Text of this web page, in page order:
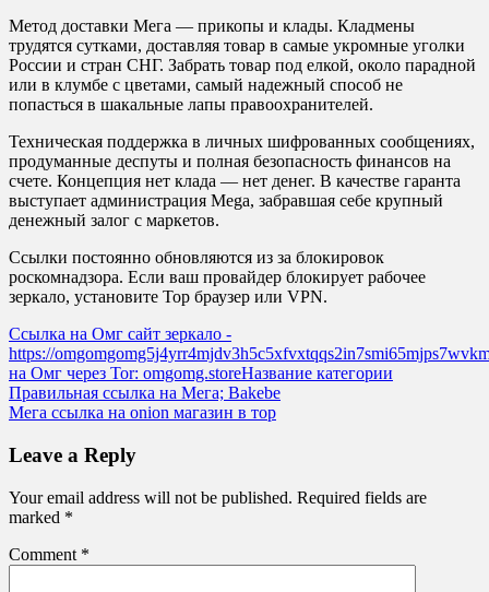
Метод доставки Мега — прикопы и клады. Кладмены
трудятся сутками, доставляя товар в самые укромные уголки
России и стран СНГ. Забрать товар под елкой, около парадной
или в клумбе с цветами, самый надежный способ не
попасться в шакальные лапы правоохранителей.
Техническая поддержка в личных шифрованных сообщениях,
продуманные деспуты и полная безопасность финансов на
счете. Концепция нет клада — нет денег. В качестве гаранта
выступает администрация Mega, забравшая себе крупный
денежный залог с маркетов.
Ссылки постоянно обновляются из за блокировок
роскомнадзора. Если ваш провайдер блокирует рабочее
зеркало, установите Тор браузер или VPN.
Ссылка на Омг сайт зеркало -
https://
на Омг через Tor: omgomg.storeНазвание категории
Post
navigation
Правильная ссылка на Мега; Bakebe
Мега ссылка на onion магазин в тор
Leave a Reply
Your email address will not be published. Required fields are
marked *
Comment *